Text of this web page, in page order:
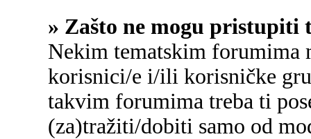
» Zašto ne mogu pristupiti
Nekim tematskim forumima
korisnici/e i/ili korisničke
takvim forumima treba ti
(za)tražiti/dobiti samo od